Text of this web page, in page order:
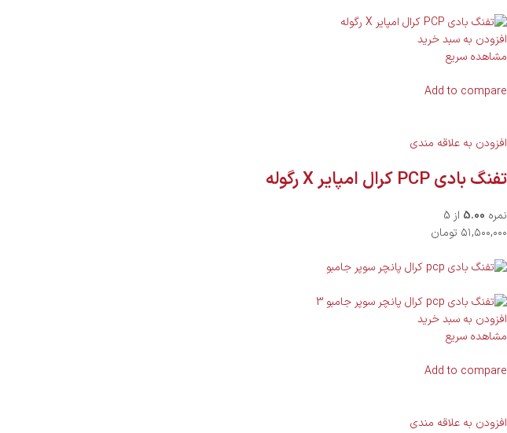
افزودن به سبد خرید
مشاهده سریع
Add to compare
افزودن به علاقه مندی
تفنگ بادی PCP کرال امپایر X رگوله
نمره 5.00 از 5
۵۱,۵۰۰,۰۰۰ تومان
افزودن به سبد خرید
مشاهده سریع
Add to compare
افزودن به علاقه مندی